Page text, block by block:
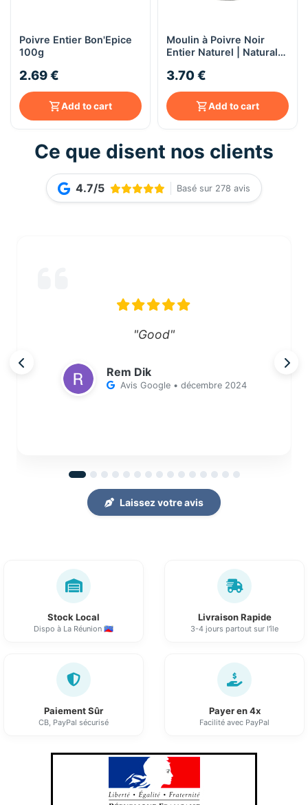
Poivre Entier Bon'Epice
100g
2.69 €
Add to cart
Moulin à Poivre Noir
Entier Naturel | Natural
3.70 €
Add to cart
Ce que disent nos clients
4.7/5 Basé sur 278 avis
"Good"
Rem Dik
Avis Google • décembre 2024
Laissez votre avis
Stock Local
Dispo à La Réunion 🇷🇪
Livraison Rapide
3-4 jours partout sur l'île
Paiement Sûr
CB, PayPal sécurisé
Payer en 4x
Facilité avec PayPal